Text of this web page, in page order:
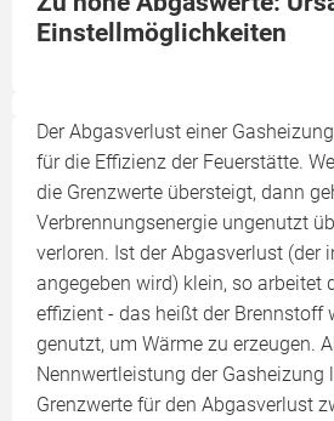
Einstellmöglichkeiten
Der Abgasverlust einer
für die Effizienz der Feuerstätte.
die Grenzwerte übersteigt, dann
Verbrennungsenergie ungenutzt
verloren. Ist der Abgasverlust (der
angegeben wird) klein, so arbeitet
effizient - das heißt der Brennstoff
genutzt, um Wärme zu erzeugen.
Nennwertleistung der Gasheizung
Grenzwerte für den Abgasverlust